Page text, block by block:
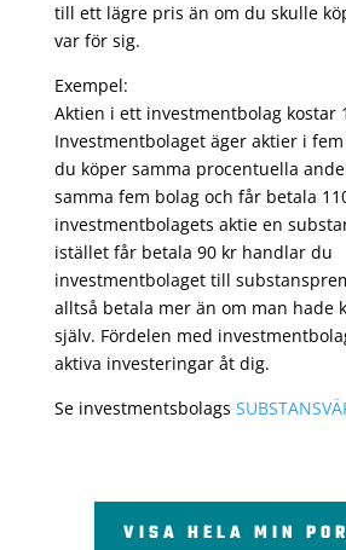
till ett lägre pris än om du skulle
var för sig.
Exempel:
Aktien i ett investmentbolag kostar
Investmentbolaget äger aktier i
du köper samma procentuella
samma fem bolag och får betala
investmentbolagets aktie en
istället får betala 90 kr handlar du
investmentbolaget till
alltså betala mer än om man hade
själv. Fördelen med
aktiva investeringar åt dig.
Se investmentsbolags
VISA HELA MIN